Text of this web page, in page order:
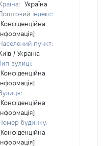
Країна:
Україна
Поштовий індекс:
Населений пункт:
Київ / Україна
вулиці:
Вулиця:
Номер будинку: